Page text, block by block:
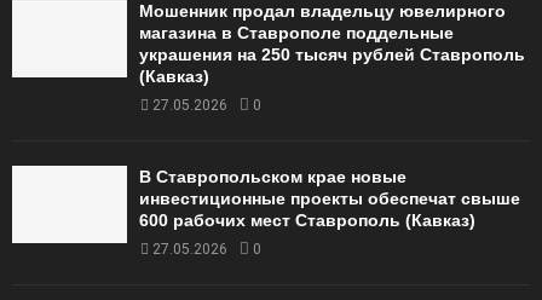
Мошенник продал владельцу ювелирного
магазина в Ставрополе поддельные
украшения на 250 тысяч рублей Ставрополь
(Кавказ)
27.05.2026 0
В Ставропольском крае новые
инвестиционные проекты обеспечат свыше
600 рабочих мест Ставрополь (Кавказ)
27.05.2026 0